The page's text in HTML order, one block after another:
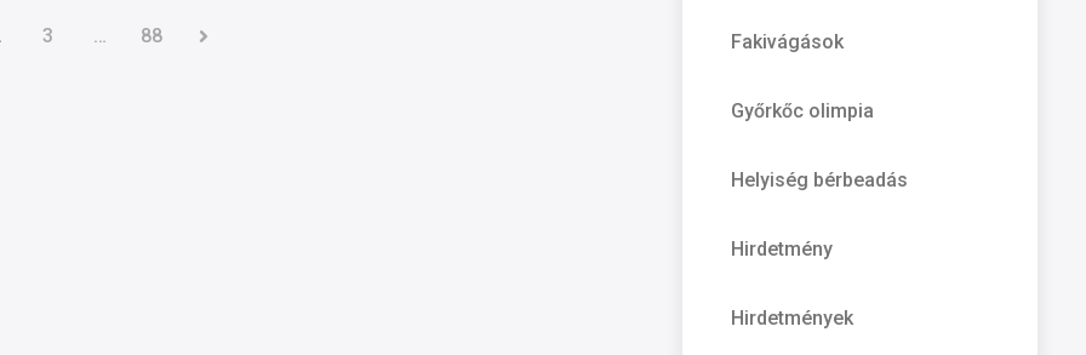
3 … 88 Fakivágások
Győrkőc olimpia
Helyiség bérbeadás
Hirdetmény
Hirdetmények